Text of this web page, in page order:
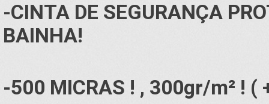
-CINTA DE SEGURANÇA
BAINHA!
-500 MICRAS ! , 300gr/m² ! (